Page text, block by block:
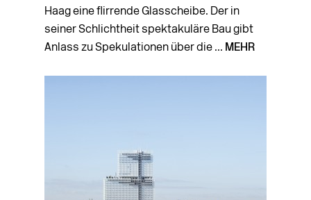
Haag eine flirrende Glasscheibe. Der in
seiner Schlichtheit spektakuläre Bau gibt
Anlass zu Spekulationen über die ... MEHR